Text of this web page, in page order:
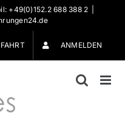
+49(0)152.2 688 388 2
ANMELDEN